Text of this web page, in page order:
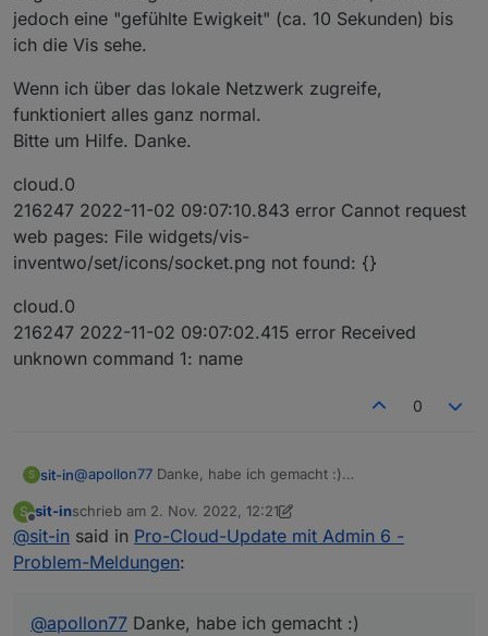
jedoch eine "gefühlte Ewigkeit" (ca. 10 Sekunden) bis
ich die Vis sehe.
Wenn ich über das lokale Netzwerk zugreife,
funktioniert alles ganz normal.
Bitte um Hilfe. Danke.
cloud.0
216247 2022-11-02 09:07:10.843 error Cannot request
web pages: File widgets/vis-
inventwo/set/icons/socket.png not found: {}
cloud.0
216247 2022-11-02 09:07:02.415 error Received
unknown command 1: name
0
S sit-in@apollon77 Danke, habe ich gemacht :)
sue-1417726679
S
Offline
sit-inschrieb am 2. Nov. 2022, 12:21
zuletzt editiert von sit-in11. Feb. 2022, 13:22
@sit-in said in Pro-Cloud-Update mit Admin 6 -
Problem-Meldungen:
@apollon77 Danke, habe ich gemacht :)